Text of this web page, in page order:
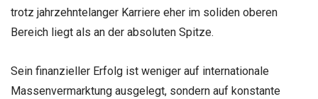
trotz jahrzehntelanger Karriere eher im soliden oberen
Bereich liegt als an der absoluten Spitze.
Sein finanzieller Erfolg ist weniger auf internationale
Massenvermarktung ausgelegt, sondern auf konstante